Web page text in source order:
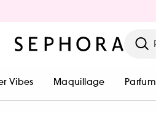
Vibes Maquillage Parfum